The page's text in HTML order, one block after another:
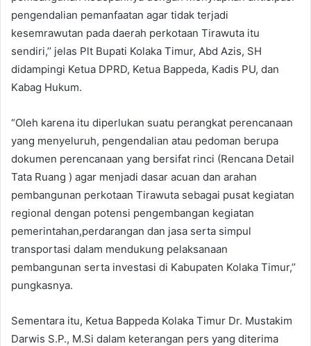
pengendalian pemanfaatan agar tidak terjadi
kesemrawutan pada daerah perkotaan Tirawuta itu
sendiri,’’ jelas Plt Bupati Kolaka Timur, Abd Azis, SH
didampingi Ketua DPRD, Ketua Bappeda, Kadis PU, dan
Kabag Hukum.
“Oleh karena itu diperlukan suatu perangkat perencanaan
yang menyeluruh, pengendalian atau pedoman berupa
dokumen perencanaan yang bersifat rinci (Rencana Detail
Tata Ruang ) agar menjadi dasar acuan dan arahan
pembangunan perkotaan Tirawuta sebagai pusat kegiatan
regional dengan potensi pengembangan kegiatan
pemerintahan,perdarangan dan jasa serta simpul
transportasi dalam mendukung pelaksanaan
pembangunan serta investasi di Kabupaten Kolaka Timur,’’
pungkasnya.
Sementara itu, Ketua Bappeda Kolaka Timur Dr. Mustakim
Darwis S.P., M.Si dalam keterangan pers yang diterima